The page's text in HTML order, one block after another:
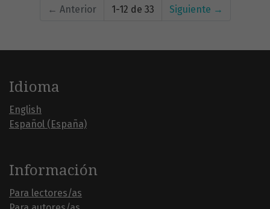
← Anterior 1-12 de 33 Siguiente →
Idioma
English
Español (España)
Información
Para lectores/as